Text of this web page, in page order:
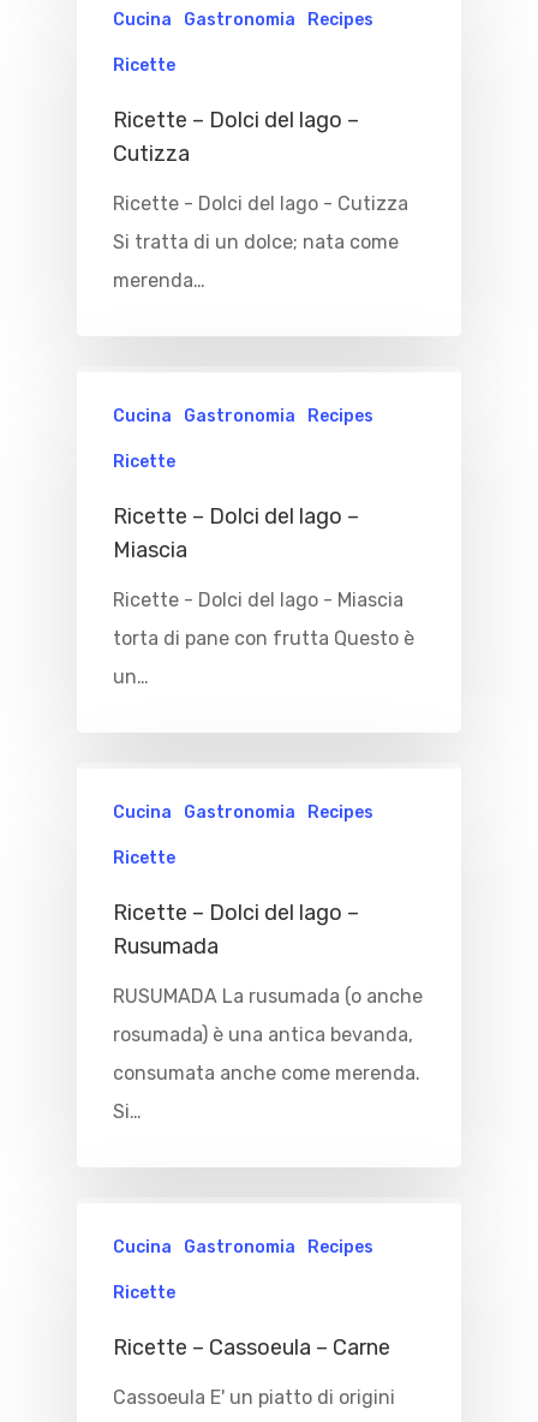
Cucina Gastronomia Recipes
Ricette
Ricette – Dolci del lago –
Cutizza
Ricette - Dolci del lago - Cutizza
Si tratta di un dolce; nata come
merenda…
Cucina Gastronomia Recipes
Ricette
Ricette – Dolci del lago –
Miascia
Ricette - Dolci del lago - Miascia
torta di pane con frutta Questo è
un…
Cucina Gastronomia Recipes
Ricette
Ricette – Dolci del lago –
Rusumada
RUSUMADA La rusumada (o anche
rosumada) è una antica bevanda,
consumata anche come merenda.
Si…
Cucina Gastronomia Recipes
Ricette
Ricette – Cassoeula – Carne
Cassoeula E' un piatto di origini